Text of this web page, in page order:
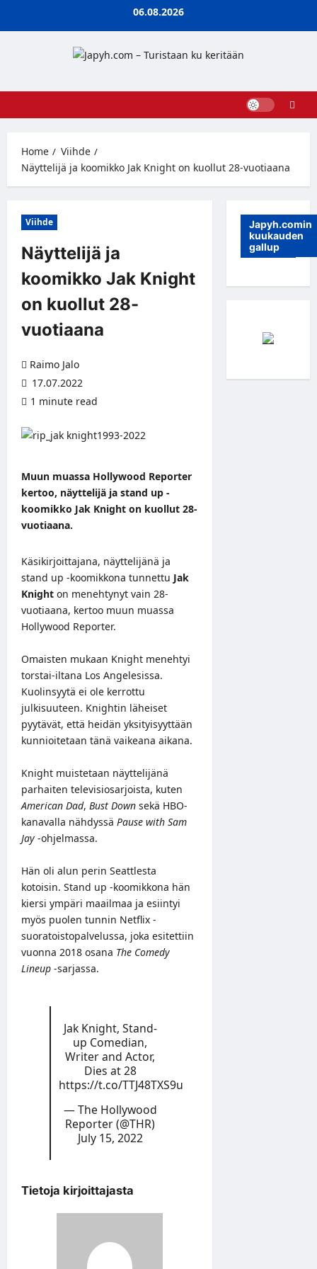
06.08.2026
Home
Viihde
Näyttelijä ja koomikko Jak Knight on kuollut 28-vuotiaana
Viihde
Näyttelijä ja
koomikko Jak Knight
on kuollut 28-
vuotiaana
Raimo Jalo
17.07.2022
1 minute read
Muun muassa Hollywood Reporter
kertoo, näyttelijä ja stand up -
koomikko Jak Knight on kuollut 28-
vuotiaana.
Käsikirjoittajana, näyttelijänä ja
stand up -koomikkona tunnettu Jak
Knight on menehtynyt vain 28-
vuotiaana, kertoo muun muassa
Hollywood Reporter.
Omaisten mukaan Knight menehtyi
torstai-iltana Los Angelesissa.
Kuolinsyytä ei ole kerrottu
julkisuuteen. Knightin läheiset
pyytävät, että heidän yksityisyyttään
kunnioitetaan tänä vaikeana aikana.
Knight muistetaan näyttelijänä
parhaiten televisiosarjoista, kuten
American Dad, Bust Down sekä HBO-
kanavalla nähdyssä Pause with Sam
Jay -ohjelmassa.
Hän oli alun perin Seattlesta
kotoisin. Stand up -koomikkona hän
kiersi ympäri maailmaa ja esiintyi
myös puolen tunnin Netflix -
suoratoistopalvelussa, joka esitettiin
vuonna 2018 osana The Comedy
Lineup -sarjassa.
Jak Knight, Stand-
up Comedian,
Writer and Actor,
Dies at 28
https://t.co/TTJ48TXS9u
— The Hollywood
Reporter (@THR)
July 15, 2022
Tietoja kirjoittajasta
Japyh.comin
kuukauden
gallup